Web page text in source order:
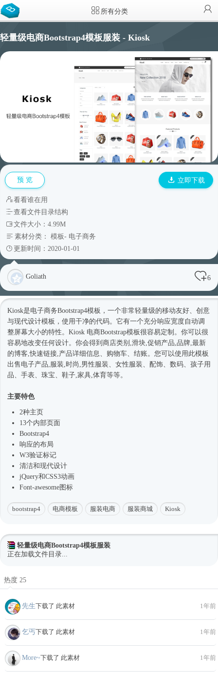
所有分类
轻量级电商Bootstrap4模板服装 - Kiosk
预 览 立即下载
看看谁在用
查看文件目录结构
文件大小：4.99M
素材分类： 模板- 电子商务
更新时间：2020-01-01
Goliath 6
Kiosk是电子商务Bootstrap4模板，一个非常轻量级的移动友好、创意
与现代设计模板，使用干净的代码。它有一个充分响应宽度自动调
整屏幕大小的特性。Kiosk 电商Bootstrap模板很容易定制。你可以很
容易地改变任何设计。你会得到商店类别,滑块,促销产品,品牌,最新
的博客,快速链接,产品详细信息、购物车、结账。您可以使用此模板
出售电子产品,服装, 时尚 ,男性服装、女性服装、配饰、数码、孩子用
品、手表、珠宝、鞋子,家具,体育等等。
主要特色
2种主页
13个内部页面
Bootstrap4
响应的布局
W3验证标记
清洁和现代设计
jQuery和CSS3动画
Font-awesome图标
bootstrap4 电商模板 服装电商 服装商城 Kiosk
轻量级电商Bootstrap4模板服装
正在加载文件目录...
热度 25
先生下载了 此素材 1年前
乞丐下载了 此素材 1年前
More~下载了 此素材 1年前